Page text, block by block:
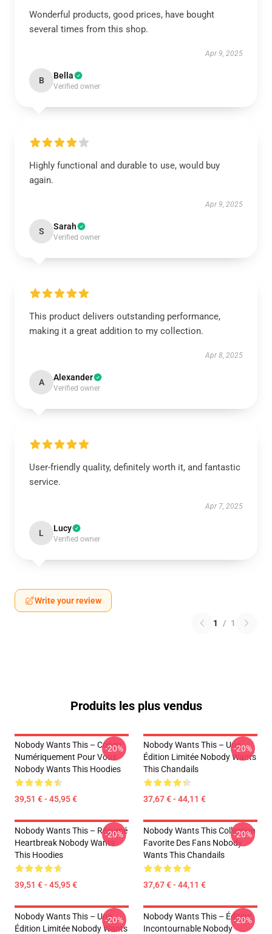
Wonderful products, good prices, have bought
several times from this shop.
Apr 9, 2025
B Bella
Verified owner
Highly functional and durable to use, would buy
again.
Apr 9, 2025
S Sarah
Verified owner
This product delivers outstanding performance,
making it a great addition to my collection.
Apr 8, 2025
A Alexander
Verified owner
User-friendly quality, definitely worth it, and fantastic
service.
Apr 7, 2025
L Lucy
Verified owner
Write your review
1 / 1
Produits les plus vendus
Nobody Wants This – Conçu
Numériquement Pour Vous
Nobody Wants This Hoodies
39,51 € - 45,95 €
-20%
Nobody Wants This – Une
Édition Limitée Nobody Wants
This Chandails
37,67 € - 44,11 €
-20%
Nobody Wants This – Résumé
Heartbreak Nobody Wants
This Hoodies
39,51 € - 45,95 €
-20%
Nobody Wants This Collection
Favorite Des Fans Nobody
Wants This Chandails
37,67 € - 44,11 €
-20%
Nobody Wants This – Une
Édition Limitée Nobody Wants
-20%
Nobody Wants This – Édition
Incontournable Nobody
-20%